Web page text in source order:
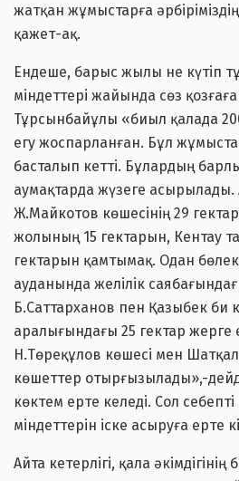
жатқан жұмыстарға
қажет-ақ.
Ендеше, барыс жылы не күтіп
міндеттері жайында сөз
Тұрсынбайұлы «биыл қалада
егу жоспарланған. Бұл
басталып кетті. Бұлардың
аумақтарда жүзеге асырылады.
Ж.Майкотов көшесінің 29
жолының 15 гектарын, Кентау
гектарын қамтымақ. Одан
ауданында желілік
Б.Саттарханов пен Қазыбек би
аралығындағы 25 гектар жерге
Н.Төреқұлов көшесі мен
көшеттер отырғызылады»,-
көктем ерте келеді. Сол
міндеттерін іске асыруға ерте
Айта кетерлігі, қала